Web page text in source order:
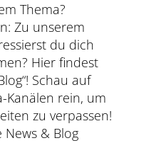
Thema?
Zu unserem
du dich
Hier findest
Schau auf
Kanälen rein, um
zu verpassen!
News & Blog